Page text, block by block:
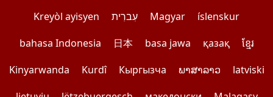
Kreyòl ayisyen
עִברִית Magyar
íslenskur
bahasa Indonesia
日本 basa jawa қазақ
ខ្មែរ
Kinyarwanda
Kurdî Кыргызча ພາສາລາວ
latviski